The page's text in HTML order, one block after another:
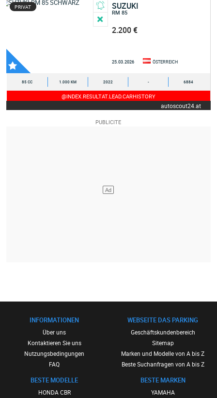
PRIVAT SUZUKI
RM 85
2.200 €
25.03.2026 ÖSTERREICH
85 CC 1.000 KM 2022 - 6884
@INDEX.RESULTAT.LEAD.CARHISTORY
autoscout24.at
INFORMATIONEN
Über uns
Kontaktieren Sie uns
Nutzungsbedingungen
FAQ
BESTE MODELLE
HONDA CBR
WEBSEITE DAS PARKING
Geschäftskundenbereich
Sitemap
Marken und Modelle von A bis Z
Beste Suchanfragen von A bis Z
BESTE MARKEN
YAMAHA